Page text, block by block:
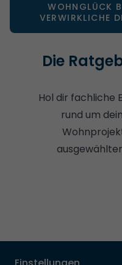
WOHNGLÜCK
VERWIRKLICHE
Die
Hol dir fachliche
rund um